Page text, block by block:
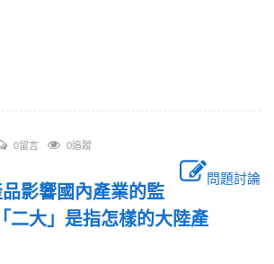
0留言 0追蹤
問題討論
影響國內產業的監
二大」是指怎樣的大陸產